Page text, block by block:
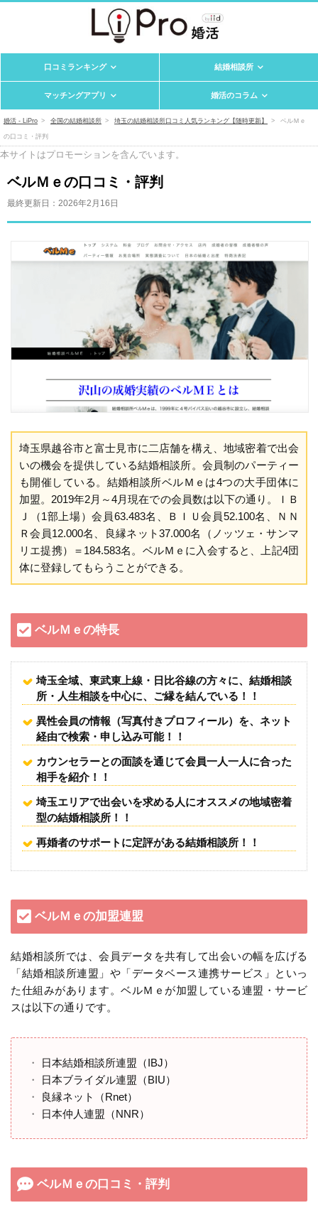
口コミランキング 結婚相談所
マッチングアプリ 婚活のコラム
婚活 - LiPro 全国の結婚相談所 埼玉の結婚相談所口コミ人気ランキング【随時更新】 ベルＭｅ
の口コミ・評判
本サイトはプロモーションを含んでいます。
ベルＭｅの口コミ・評判
最終更新日： 2026年2月16日
埼玉県越谷市と富士見市に二店舗を構え、地域密着で出会
いの機会を提供している結婚相談所。会員制のパーティー
も開催している。結婚相談所ベルＭｅは4つの大手団体に
加盟。2019年2月～4月現在での会員数は以下の通り。ＩＢ
Ｊ（1部上場）会員63.483名、ＢＩＵ会員52.100名、ＮＮ
Ｒ会員12.000名、良縁ネット37.000名（ノッツェ・サンマ
リエ提携）＝184.583名。ベルＭｅに入会すると、上記4団
体に登録してもらうことができる。
ベルＭｅの特長
埼玉全域、東武東上線・日比谷線の方々に、結婚相談
所・人生相談を中心に、ご縁を結んでいる！！
異性会員の情報（写真付きプロフィール）を、ネット
経由で検索・申し込み可能！！
カウンセラーとの面談を通じて会員一人一人に合った
相手を紹介！！
埼玉エリアで出会いを求める人にオススメの地域密着
型の結婚相談所！！
再婚者のサポートに定評がある結婚相談所！！
ベルＭｅの加盟連盟
結婚相談所では、会員データを共有して出会いの幅を広げる
「結婚相談所連盟」や「データベース連携サービス」といっ
た仕組みがあります。ベルＭｅが加盟している連盟・サービ
スは以下の通りです。
日本結婚相談所連盟（IBJ）
日本ブライダル連盟（BIU）
良縁ネット（Rnet）
日本仲人連盟（NNR）
ベルＭｅの口コミ・評判